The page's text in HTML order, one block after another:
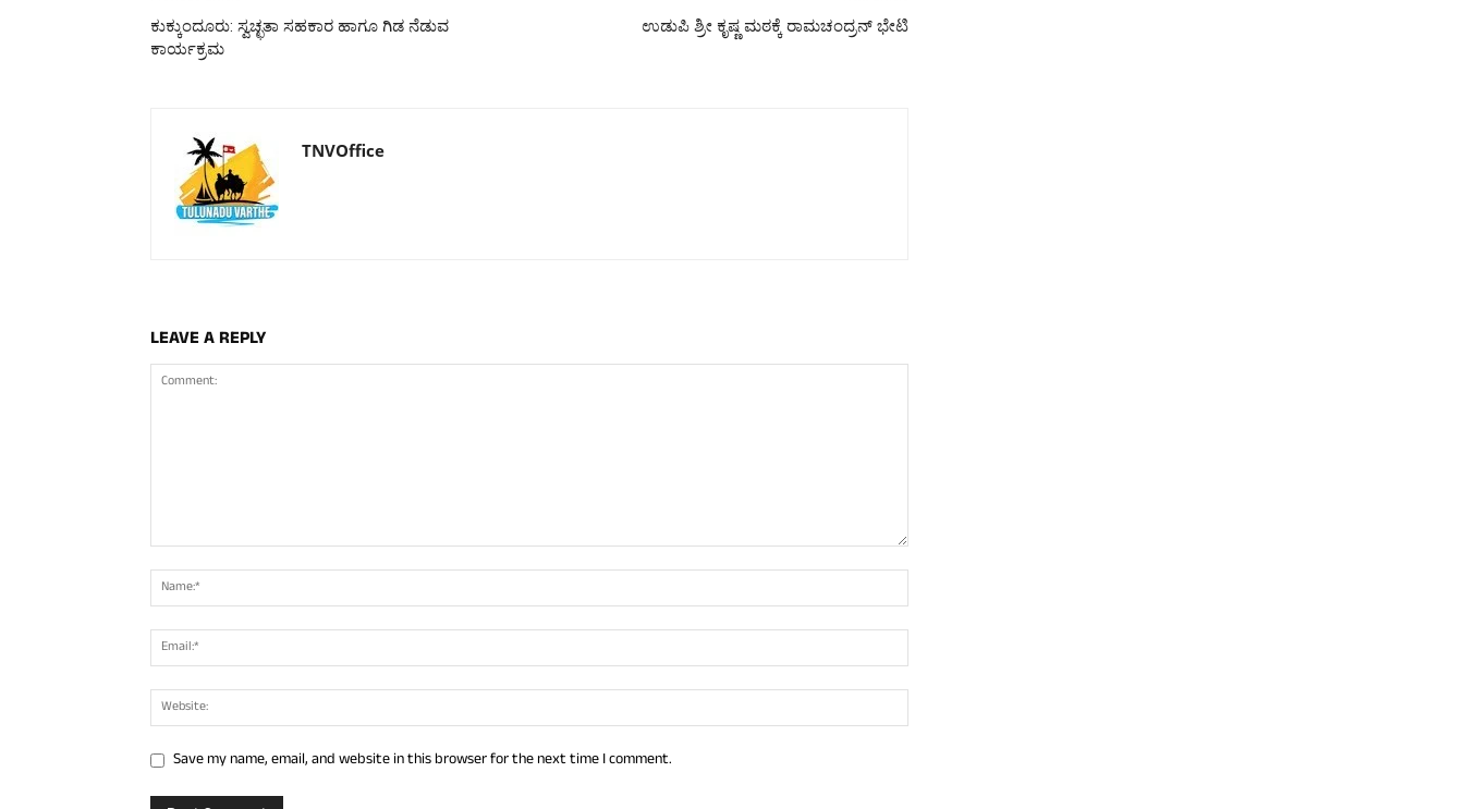
ಕುಕ್ಕುಂದೂರು: ಸ್ವಚ್ಛತಾ ಸಹಕಾರ ಹಾಗೂ ಗಿಡ ನೆಡುವ
ಕಾರ್ಯಕ್ರಮ
ಉಡುಪಿ ಶ್ರೀ ಕೃಷ್ಣ ಮಠಕ್ಕೆ ರಾಮಚಂದ್ರನ್ ಭೇಟಿ
TNVOffice
LEAVE A REPLY
Save my name, email, and website in this browser for the next time I comment.